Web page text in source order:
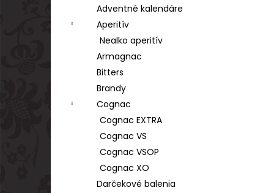
Adventné kalendáre
Aperitív
Nealko aperitív
Armagnac
Bitters
Brandy
Cognac
Cognac EXTRA
Cognac VS
Cognac VSOP
Cognac XO
Darčekové balenia
TSARSKAYA CHARKA VODKA GOLD 1L
€17,90